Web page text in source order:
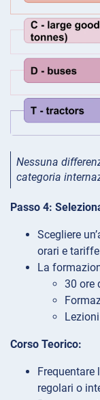
Nessuna
categoria
Passo 4:
Scegliere
orari e tariffe
La
30 ore
Corso Teorico:
Frequentare
regolari o